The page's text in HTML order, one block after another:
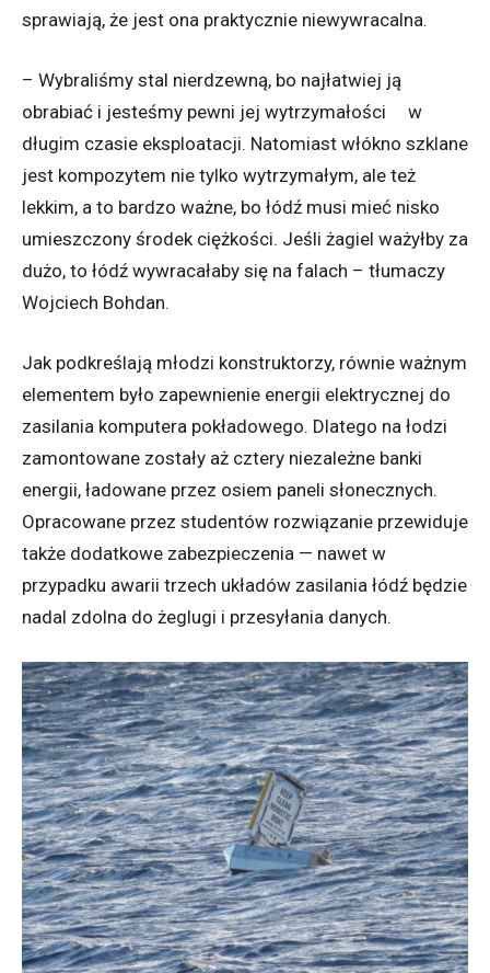
sprawiają, że jest ona praktycznie niewywracalna.
– Wybraliśmy stal nierdzewną, bo najłatwiej ją
obrabiać i jesteśmy pewni jej wytrzymałości w
długim czasie eksploatacji. Natomiast włókno szklane
jest kompozytem nie tylko wytrzymałym, ale też
lekkim, a to bardzo ważne, bo łódź musi mieć nisko
umieszczony środek ciężkości. Jeśli żagiel ważyłby za
dużo, to łódź wywracałaby się na falach – tłumaczy
Wojciech Bohdan.
Jak podkreślają młodzi konstruktorzy, równie ważnym
elementem było zapewnienie energii elektrycznej do
zasilania komputera pokładowego. Dlatego na łodzi
zamontowane zostały aż cztery niezależne banki
energii, ładowane przez osiem paneli słonecznych.
Opracowane przez studentów rozwiązanie przewiduje
także dodatkowe zabezpieczenia — nawet w
przypadku awarii trzech układów zasilania łódź będzie
nadal zdolna do żeglugi i przesyłania danych.